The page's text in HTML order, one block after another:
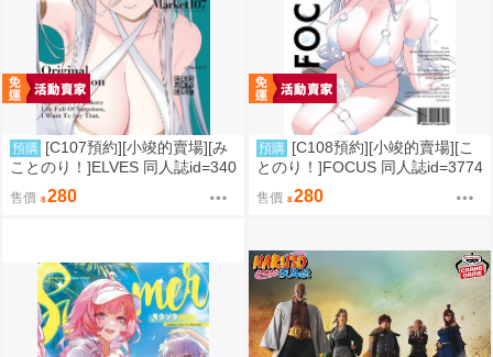
預購 [C107預約][小竣的賣場][み
ことのり！]ELVES 同人誌id=340
9788
售價 280
預購 [C108預約][小竣的賣場][こ
とのり！]FOCUS 同人誌id=3774
475
售價 280